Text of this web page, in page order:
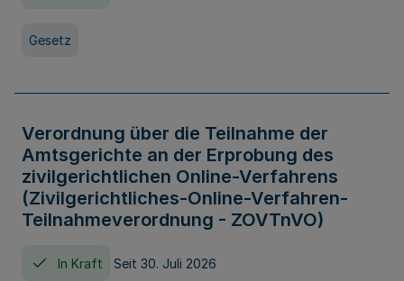
Gesetz
Verordnung über die Teilnahme der
Amtsgerichte an der Erprobung des
zivilgerichtlichen Online-Verfahrens
(Zivilgerichtliches-Online-Verfahren-
Teilnahmeverordnung - ZOVTnVO)
In Kraft Seit 30. Juli 2026